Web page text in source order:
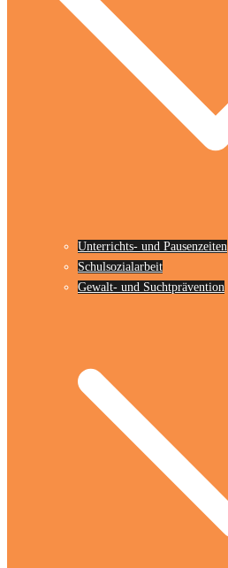
Unterrichts- und Pausenzeiten
Schulsozialarbeit
Gewalt- und Suchtprävention